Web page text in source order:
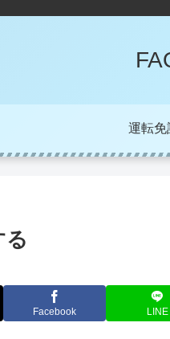
運転免
る
Facebook LINE